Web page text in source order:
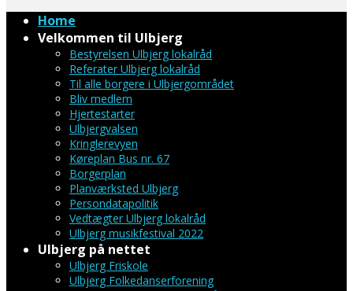
Home
Velkommen til Ulbjerg
Bestyrelsen Ulbjerg lokalråd
Referater Ulbjerg lokalråd
Til alle borgere i Ulbjergområdet
Bliv medlem
Hjertestarter
Ulbjergvalsen
Kringlerevyen
Køreplan Bus nr. 67
Borgerplan
Planværksted Ulbjerg
Persondatapolitik
Vedtægter Ulbjerg lokalråd
Ulbjerg musikfestival 2022
Ulbjerg på nettet
Ulbjerg Friskole
Ulbjerg Folkedanserforening